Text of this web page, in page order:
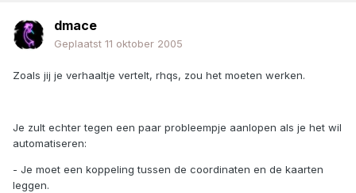
dmace
Geplaatst 11 oktober 2005
Zoals jij je verhaaltje vertelt, rhqs, zou het moeten werken.
Je zult echter tegen een paar probleempje aanlopen als je het wil
automatiseren:
- Je moet een koppeling tussen de coordinaten en de kaarten
leggen.